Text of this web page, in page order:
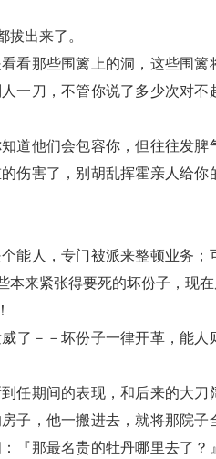
出来了。
看那些围篱上的洞，这些围
一刀，不管你说了多少次对
道他们会包容你，但往往发
伤害了，别胡乱挥霍亲人给
能人，专门被派来整顿业务
来紧张得要死的坏份子，现在
了－－坏份子一律开革，能人
任期间的表现，和后来的大
子，他一搬进去，就将那院子
『那最名贵的牡丹哪里去了